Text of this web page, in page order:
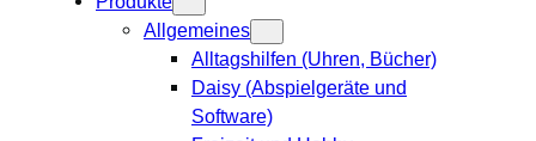
Allgemeines
Alltagshilfen (Uhren, Bücher)
Daisy (Abspielgeräte und
Software)